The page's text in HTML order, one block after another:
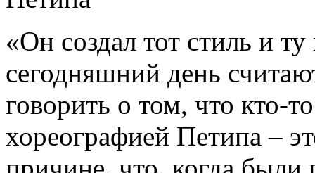
«Он создал тот стиль и
сегодняшний день
говорить о том, что кто-
хореографией Петипа –